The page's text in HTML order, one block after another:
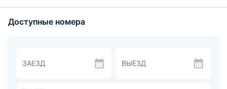
личной гигиены: набор полотенец.
электрический чайник. Помимо этого, есть кухонные
принадлежности для готовки, а также набор посуды,
Доступные номера
ЗАЕЗД ВЫЕЗД